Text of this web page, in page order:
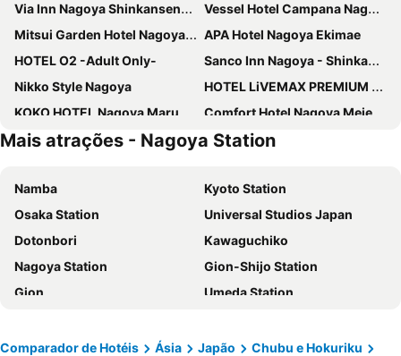
Via Inn Nagoya Shinkansenguchi
Vessel Hotel Campana Nagoya
Mitsui Garden Hotel Nagoya Premier
APA Hotel Nagoya Ekimae
HOTEL O2 -Adult Only-
Sanco Inn Nagoya - Shinkansenguchi
Nikko Style Nagoya
HOTEL LiVEMAX PREMIUM Nagoya Marunouchi
KOKO HOTEL Nagoya Marunouchi
Comfort Hotel Nagoya Meiekiminami
Hotel Keihan Nagoya
APA Hotel Nagoya Sakae Kita
Meitetsu Inn Nagoya Kanayama Annex
Daiwa Roynet Hotel Nagoya Shinkansenguchi
Richmond Hotel Nagoya Shinkansenguchi
Kuretake Inn Premium Nagoya Nayabashi
Hotel Trusty Nagoya Shirakawa
Toyoko Inn Nagoya Meieki Minami
Meitetsu Inn Nagoya Ekimae
HOTEL MYSTAYS Nagoya Sakae
Hotel JAL City Nagoya Nishiki
Toyoko Inn Nagoya Marunouchi
Smile Hotel Nagoya Shinkansenguchi
Hotel Mystays Nagoya Nishiki
Mais atrações - Nagoya Station
Namba
Kyoto Station
Osaka Station
Universal Studios Japan
Dotonbori
Kawaguchiko
Nagoya Station
Gion-Shijo Station
Gion
Umeda Station
Mount Koyasan
Gotemba Premium Outlets
Comparador de Hotéis Ásia Japão
Chubu e Hokuriku